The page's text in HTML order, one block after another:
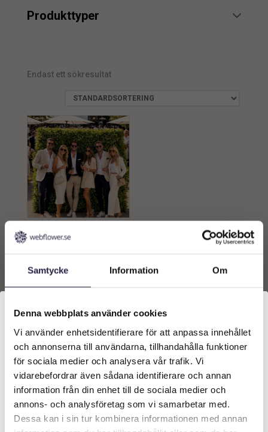
Samtycke Information Om
Denna webbplats använder cookies
Vi använder enhetsidentifierare för att anpassa innehållet
och annonserna till användarna, tillhandahålla funktioner
för sociala medier och analysera vår trafik. Vi
vidarebefordrar även sådana identifierare och annan
information från din enhet till de sociala medier och
annons- och analysföretag som vi samarbetar med.
Dessa kan i sin tur kombinera informationen med annan
Produkttyper
Endast ett sökresultat
Uthyrning | Konstgjord
grön växtvägg till event
varukorg
KONTAKT
Välkommen till Webflower
Vilken typ av kund är du? Du kan alltid justera ditt val
längst upp på sidan.
Företagskund (exkl. moms)